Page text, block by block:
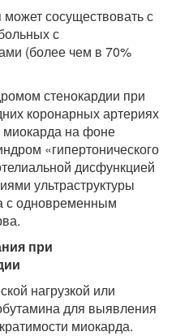
сосуществовать с
с
(более чем в 70%
стенокардии при
коронарных артериях
на фоне
«гипертонического
дисфункцией
ультраструктуры
с одновременным
при
нагрузкой или
для выявления
миокарда.